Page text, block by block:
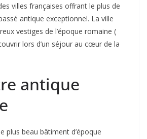
villes françaises offrant le plus de
antique exceptionnel. La ville
vestiges de l’époque romaine (
lors d’un séjour au cœur de la
antique
plus beau bâtiment d’époque